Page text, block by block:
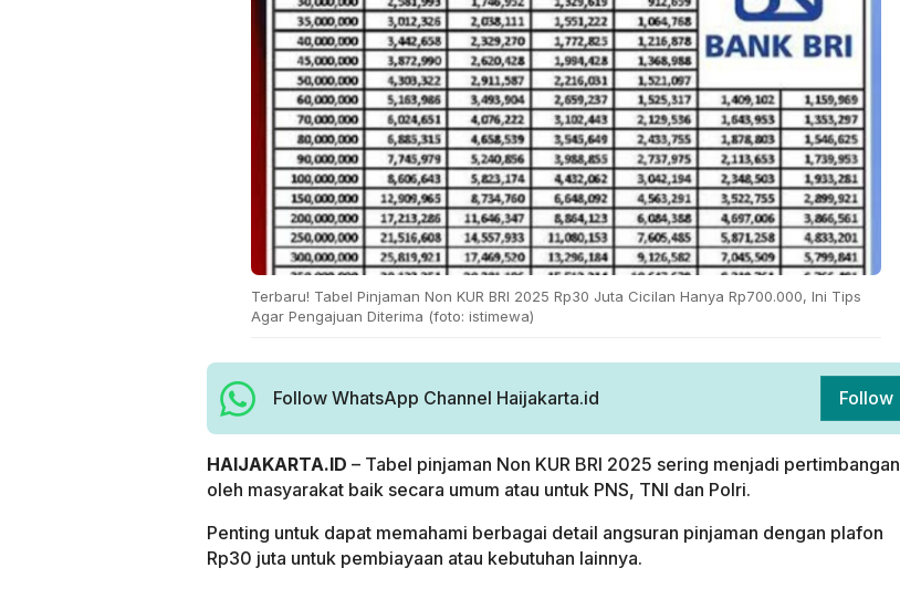
Terbaru! Tabel Pinjaman Non KUR BRI 2025 Rp30 Juta Cicilan Hanya Rp700.000, Ini Tips
Agar Pengajuan Diterima (foto: istimewa)
Follow WhatsApp Channel Haijakarta.id Follow
HAIJAKARTA.ID – Tabel pinjaman Non KUR BRI 2025 sering menjadi pertimbangan
oleh masyarakat baik secara umum atau untuk PNS, TNI dan Polri.
Penting untuk dapat memahami berbagai detail angsuran pinjaman dengan plafon
Rp30 juta untuk pembiayaan atau kebutuhan lainnya.